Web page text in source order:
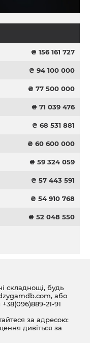
₴ 156 161 727
₴ 94 100 000
₴ 77 500 000
₴ 71 039 476
₴ 68 531 881
₴ 60 600 000
₴ 59 324 059
₴ 57 443 591
₴ 54 910 768
₴ 52 048 550
складнощі, будь
, або
+38(096)889-21-91
за адресою:
дивіться за